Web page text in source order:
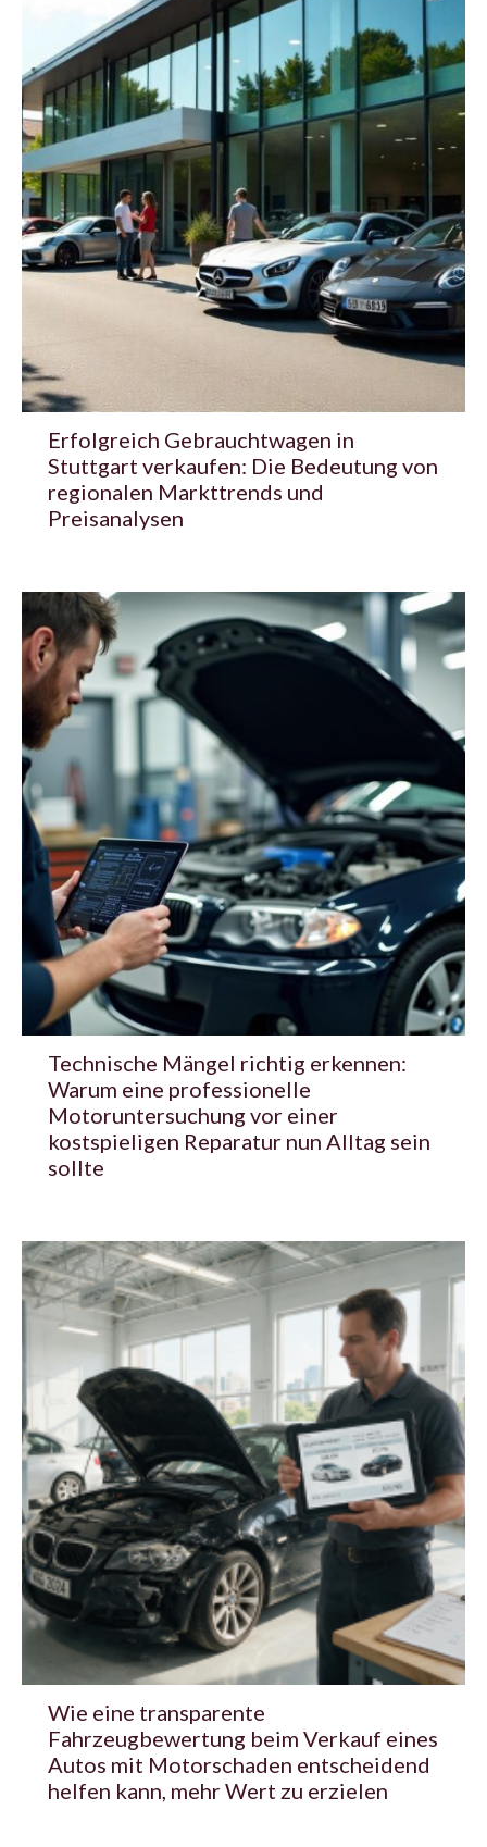
Erfolgreich Gebrauchtwagen in
Stuttgart verkaufen: Die Bedeutung von
regionalen Markttrends und
Preisanalysen
Technische Mängel richtig erkennen:
Warum eine professionelle
Motoruntersuchung vor einer
kostspieligen Reparatur nun Alltag sein
sollte
Wie eine transparente
Fahrzeugbewertung beim Verkauf eines
Autos mit Motorschaden entscheidend
helfen kann, mehr Wert zu erzielen